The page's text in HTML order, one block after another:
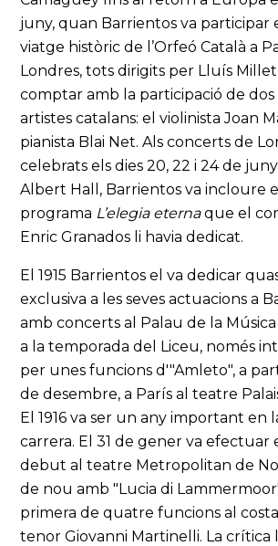
juny, quan Barrientos va participar
viatge històric de l’Orfeó Català a
Londres, tots dirigits per Lluís
comptar amb la participació de
artistes catalans: el violinista Joan
pianista Blai Net. Als concerts de
celebrats els dies 20, 22 i 24 de
Albert Hall, Barrientos va incloure
programa L’elegia eternaque el
Enric Granados li havia dedicat.
El 1915 Barrientos el va dedicar
exclusiva a les seves actuacions a
amb concerts al Palau de la Música
a la temporada del Liceu, només
per unes funcions d'"Amleto", a
de desembre, a París al teatre
El 1916 va ser un any important en
carrera. El 31 de gener va efectuar
debut al teatre Metropolitan de
de nou amb "Lucia di
primera de quatre funcions al
tenor Giovanni Martinelli. La crítica